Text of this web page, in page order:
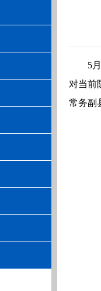
5
对当前
常务副